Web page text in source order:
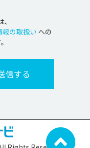
報の取扱い への